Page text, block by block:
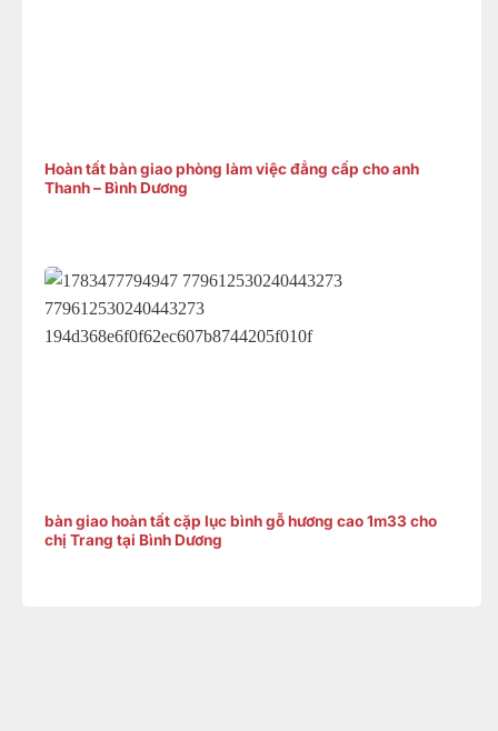
Hoàn tất bàn giao phòng làm việc đẳng cấp cho anh
Thanh – Bình Dương
bàn giao hoàn tất cặp lục bình gỗ hương cao 1m33 cho
chị Trang tại Bình Dương